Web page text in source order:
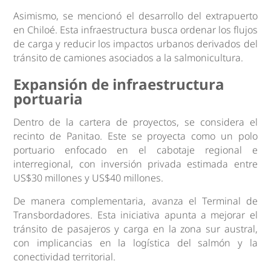
Asimismo, se mencionó el desarrollo del extrapuerto
en Chiloé. Esta infraestructura busca ordenar los flujos
de carga y reducir los impactos urbanos derivados del
tránsito de camiones asociados a la salmonicultura.
Expansión de infraestructura
portuaria
Dentro de la cartera de proyectos, se considera el
recinto de Panitao. Este se proyecta como un polo
portuario enfocado en el cabotaje regional e
interregional, con inversión privada estimada entre
US$30 millones y US$40 millones.
De manera complementaria, avanza el Terminal de
Transbordadores. Esta iniciativa apunta a mejorar el
tránsito de pasajeros y carga en la zona sur austral,
con implicancias en la logística del salmón y la
conectividad territorial.